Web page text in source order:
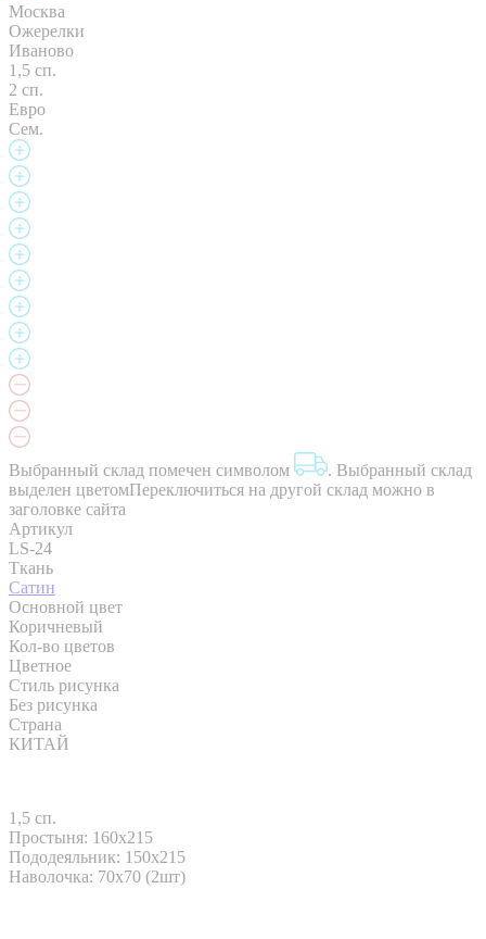
Москва
Ожерелки
Иваново
1,5 сп.
2 сп.
Евро
Сем.
Выбранный склад помечен символом . Выбранный склад
выделен цветомПереключиться на другой склад можно в
заголовке сайта
Артикул
LS-24
Ткань
Сатин
Основной цвет
Коричневый
Кол-во цветов
Цветное
Стиль рисунка
Без рисунка
Страна
КИТАЙ
1,5 сп.
Простыня: 160x215
Пододеяльник: 150x215
Наволочка: 70х70 (2шт)